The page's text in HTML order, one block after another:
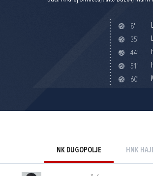
8'
35'
44'
51'
60'
NK DUGOPOLJE HNK